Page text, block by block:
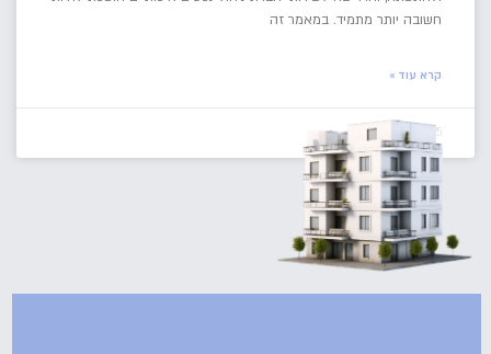
חשובה יותר מתמיד. במאמר זה
קרא עוד »
15/05/2025 אין תגובות